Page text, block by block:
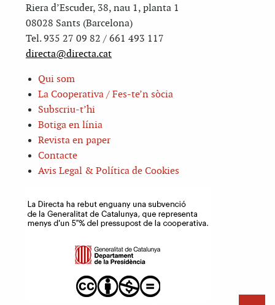
Riera d’Escuder, 38, nau 1, planta 1
08028 Sants (Barcelona)
Tel. 935 27 09 82 / 661 493 117
directa@directa.cat
Qui som
La Cooperativa / Fes-te’n sòcia
Subscriu-t’hi
Botiga en línia
Revista en paper
Contacte
Avis Legal & Política de Cookies